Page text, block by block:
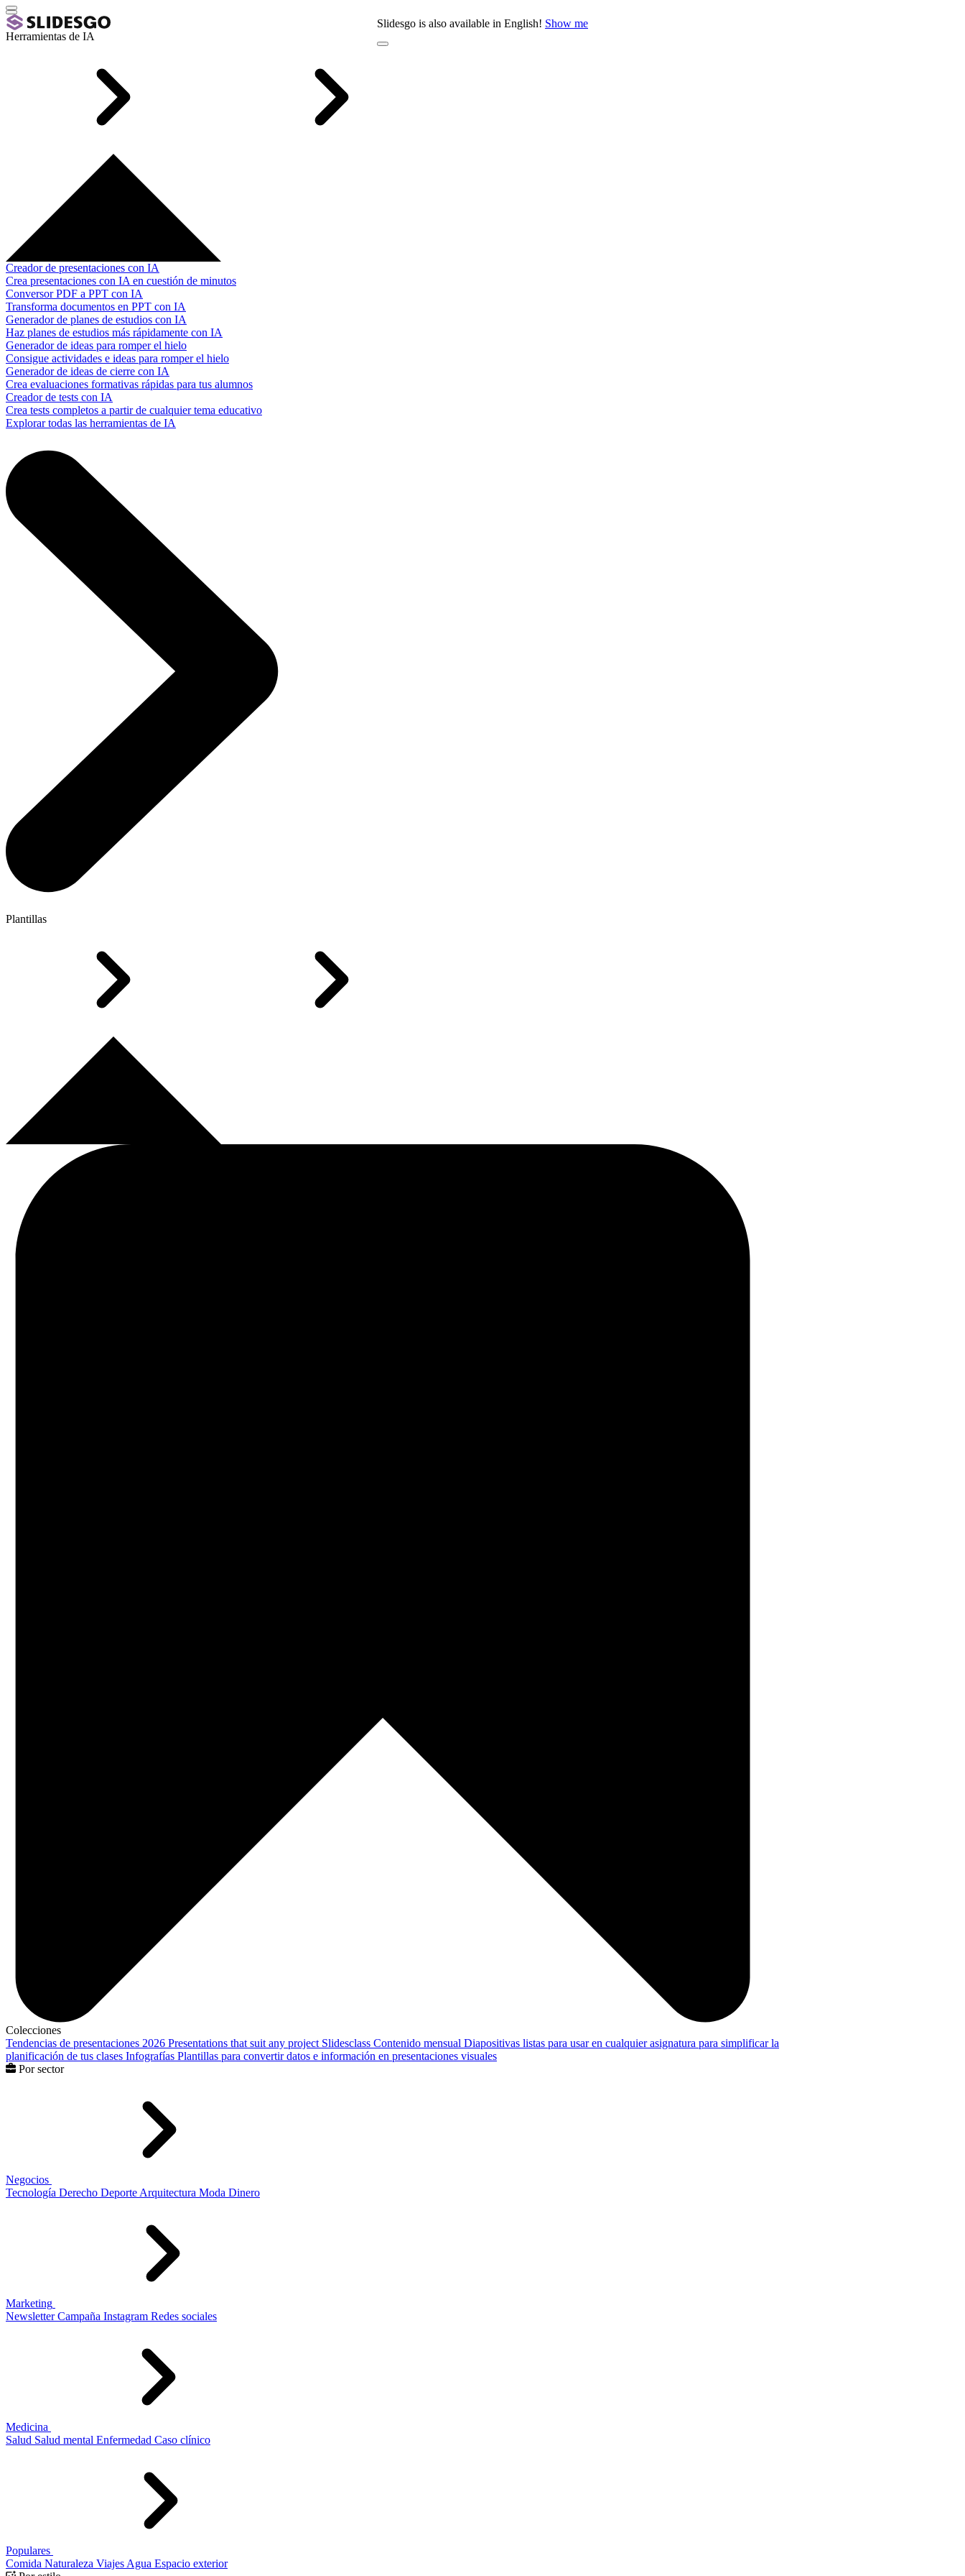
Slidesgo is also available in English! Show me
Herramientas de IA
Creador de presentaciones con IA
Crea presentaciones con IA en cuestión de minutos
Conversor PDF a PPT con IA
Transforma documentos en PPT con IA
Generador de planes de estudios con IA
Haz planes de estudios más rápidamente con IA
Generador de ideas para romper el hielo
Consigue actividades e ideas para romper el hielo
Generador de ideas de cierre con IA
Crea evaluaciones formativas rápidas para tus alumnos
Creador de tests con IA
Crea tests completos a partir de cualquier tema educativo
Explorar todas las herramientas de IA
Plantillas
Colecciones
Tendencias de presentaciones 2026 Presentations that suit any project Slidesclass Contenido mensual Diapositivas listas para usar en cualquier asignatura para simplificar la
planificación de tus clases Infografías Plantillas para convertir datos e información en presentaciones visuales
Por sector
Negocios
Tecnología Derecho Deporte Arquitectura Moda Dinero
Marketing
Newsletter Campaña Instagram Redes sociales
Medicina
Salud Salud mental Enfermedad Caso clínico
Populares
Comida Naturaleza Viajes Agua Espacio exterior